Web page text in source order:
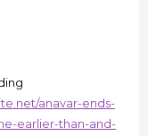
anavar-ends-
earlier-than-and-